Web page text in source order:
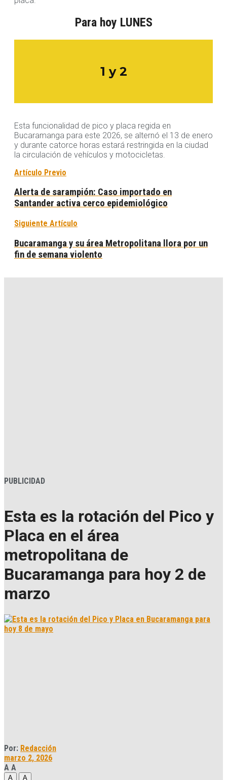
Para hoy LUNES
1 y 2
Esta funcionalidad de pico y placa regida en
Bucaramanga para este 2026, se alternó el 13 de enero
y durante catorce horas estará restringida en la ciudad
la circulación de vehículos y motocicletas.
Artículo Previo
Alerta de sarampión: Caso importado en
Santander activa cerco epidemiológico
Siguiente Artículo
Bucaramanga y su área Metropolitana llora por un
fin de semana violento
PUBLICIDAD
Esta es la rotación del Pico y
Placa en el área
metropolitana de
Bucaramanga para hoy 2 de
marzo
Por: Redacción
marzo 2, 2026
A A
A A